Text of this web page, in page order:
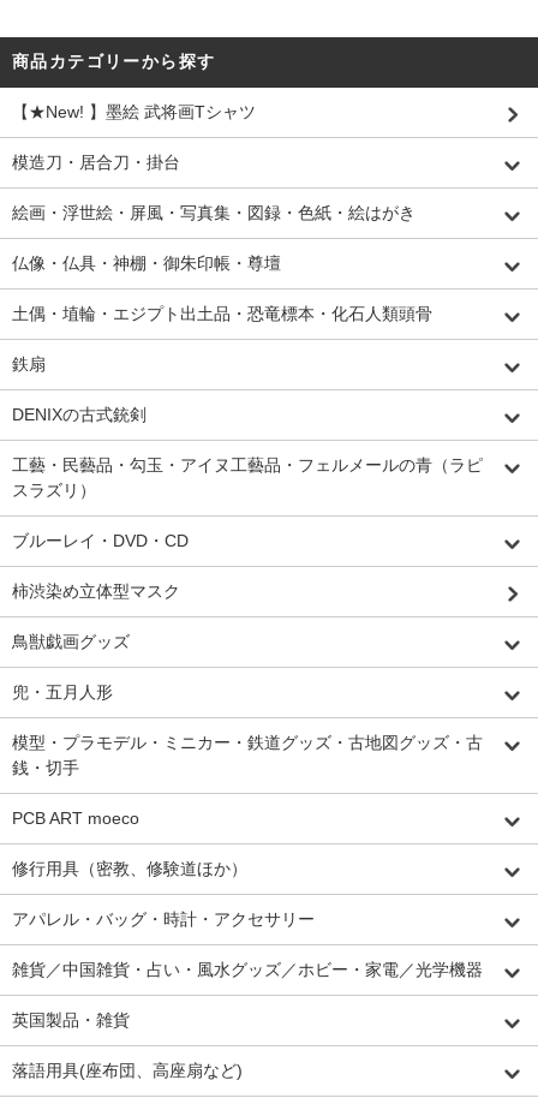
商品カテゴリーから探す
【★New! 】墨絵 武将画Tシャツ
模造刀・居合刀・掛台
絵画・浮世絵・屏風・写真集・図録・色紙・絵はがき
仏像・仏具・神棚・御朱印帳・尊壇
土偶・埴輪・エジプト出土品・恐竜標本・化石人類頭骨
鉄扇
DENIXの古式銃剣
工藝・民藝品・勾玉・アイヌ工藝品・フェルメールの青（ラピ
スラズリ）
ブルーレイ・DVD・CD
柿渋染め立体型マスク
鳥獣戯画グッズ
兜・五月人形
模型・プラモデル・ミニカー・鉄道グッズ・古地図グッズ・古
銭・切手
PCB ART moeco
修行用具（密教、修験道ほか）
アパレル・バッグ・時計・アクセサリー
雑貨／中国雑貨・占い・風水グッズ／ホビー・家電／光学機器
英国製品・雑貨
落語用具(座布団、高座扇など)